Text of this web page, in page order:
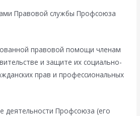
Правовой службы Профсоюза
правовой помощи членам
и защите их социально-
прав и профессиональных
деятельности Профсоюза (его